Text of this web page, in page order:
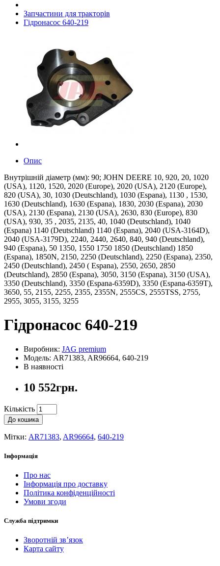
Запчастини для тракторів
Гідронасос 640-219
Опис
Внутрішній діаметр (мм): 90; JOHN DEERE 10, 920, 20, 1020
(USA), 1120, 1520, 2020 (Europe), 2020 (USA), 2120 (Europe),
820 (USA), 30, 1030 (Deutschland), 1030 (Espana), 1130 , 1530,
1630 (Deutschland), 1630 (Espana), 1830, 2030 (Espana), 2030
(USA), 2130 (Espana), 2130 (USA), 2630, 830 (Europe), 830
(USA), 930, 35 , 2035, 2135, 40, 1040 (Deutschland), 1040
(Espana) 1140 (Deutschland) 1140 (Espana), 2040 (USA-3164D),
2040 (USA-3179D), 2240, 2440, 2640, 840, 940 (Deutschland),
940 (Espana), 50 1350, 1550 1750 1850 (Deutschland) 1850
(Espana), 1850N, 2150, 2250 (Deutschland), 2250 (Espana), 2350,
2450 (Deutschland), 2450 ( Espana), 2550, 2650, 2850
(Deutschland), 2850 (Espana), 3050, 3150 (Espana), 3150 (USA),
3350 (Deutschland), 3350 (Espana-6359D), 3350 (Espana-6359T),
3650, 55, 2155, 2255, 2355, 2355N, 2555CS, 2555TSS, 2755,
2955, 3055, 3155, 3255
Гідронасос 640-219
Виробник: JAG premium
Модель: AR71383, AR96664, 640-219
В наявності
10 552грн.
Кількість
До кошика
Мітки: AR71383, AR96664, 640-219
Інформація
Про нас
Інформація про доставку
Політика конфіденційності
Умови згоди
Служба підтримки
Зворотній зв’язок
Карта сайту